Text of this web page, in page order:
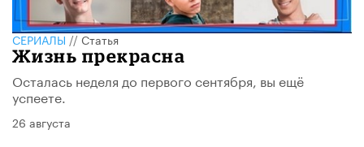
СЕРИАЛЫ//Статья
Жизнь прекрасна
Осталась неделя до первого сентября, вы ещё
успеете.
26 августа